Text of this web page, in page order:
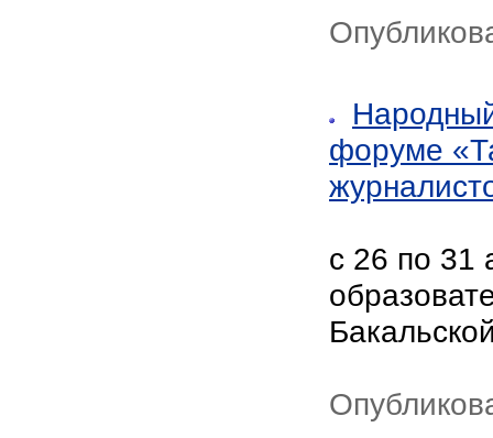
форуме
с 26 по 31